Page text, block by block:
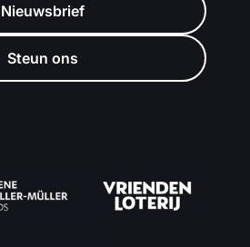
Nieuwsbrief
Steun ons